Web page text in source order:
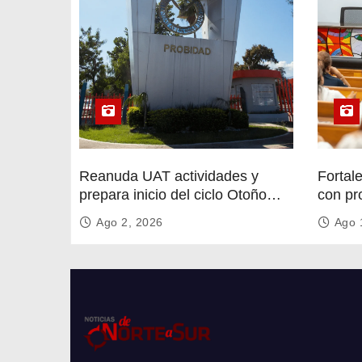
a
d
a
s
Reanuda UAT actividades y
prepara inicio del ciclo Otoño
2026
Ago 2, 2026
con
Ago